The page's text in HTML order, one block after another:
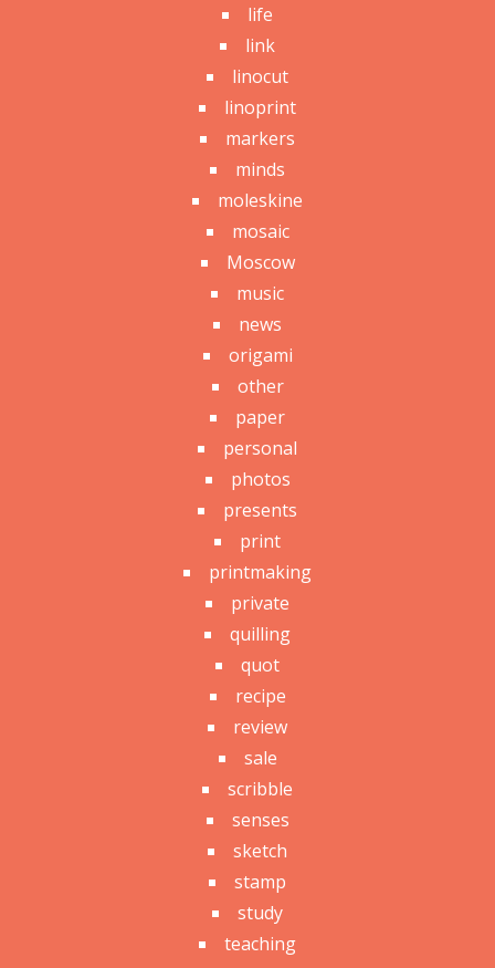
life
link
linocut
linoprint
markers
minds
moleskine
mosaic
Moscow
music
news
origami
other
paper
personal
photos
presents
print
printmaking
private
quilling
quot
recipe
review
sale
scribble
senses
sketch
stamp
study
teaching